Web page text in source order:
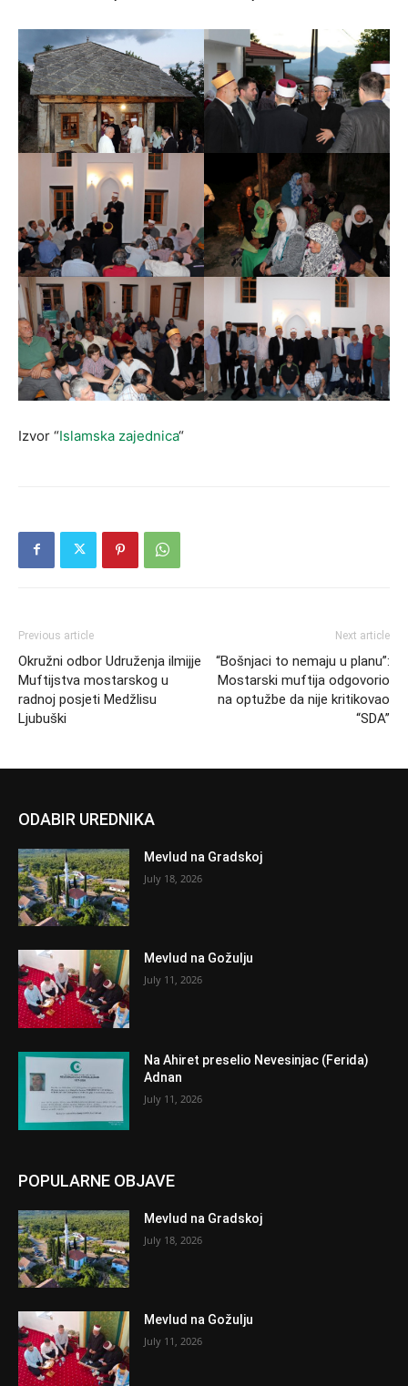
Izvor “Islamska zajednica“
Previous article
Okružni odbor Udruženja ilmijje
Muftijstva mostarskog u
radnoj posjeti Medžlisu
Ljubuški
Next article
“Bošnjaci to nemaju u planu”:
Mostarski muftija odgovorio
na optužbe da nije kritikovao
“SDA”
ODABIR UREDNIKA
Mevlud na Gradskoj
July 18, 2026
Mevlud na Gožulju
July 11, 2026
Na Ahiret preselio Nevesinjac (Ferida)
Adnan
July 11, 2026
POPULARNE OBJAVE
Mevlud na Gradskoj
July 18, 2026
Mevlud na Gožulju
July 11, 2026